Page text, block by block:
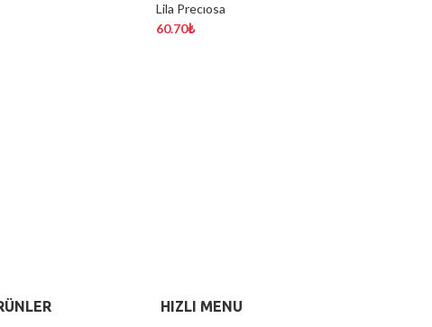
Lila Precıosa
60.70₺
HIZLI MENU